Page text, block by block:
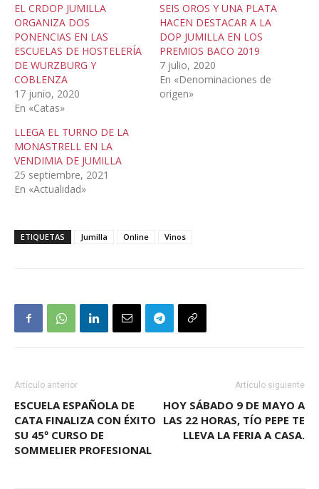
EL CRDOP JUMILLA
ORGANIZA DOS
PONENCIAS EN LAS
ESCUELAS DE HOSTELERÍA
DE WURZBURG Y
COBLENZA
17 junio, 2020
En «Catas»
SEIS OROS Y UNA PLATA
HACEN DESTACAR A LA
DOP JUMILLA EN LOS
PREMIOS BACO 2019
7 julio, 2020
En «Denominaciones de
origen»
LLEGA EL TURNO DE LA
MONASTRELL EN LA
VENDIMIA DE JUMILLA
25 septiembre, 2021
En «Actualidad»
ETIQUETAS Jumilla Online Vinos
Artículo anterior
ESCUELA ESPAÑOLA DE
CATA FINALIZA CON ÉXITO
SU 45º CURSO DE
SOMMELIER PROFESIONAL
Artículo siguiente
HOY SÁBADO 9 DE MAYO A
LAS 22 HORAS, TÍO PEPE TE
LLEVA LA FERIA A CASA.